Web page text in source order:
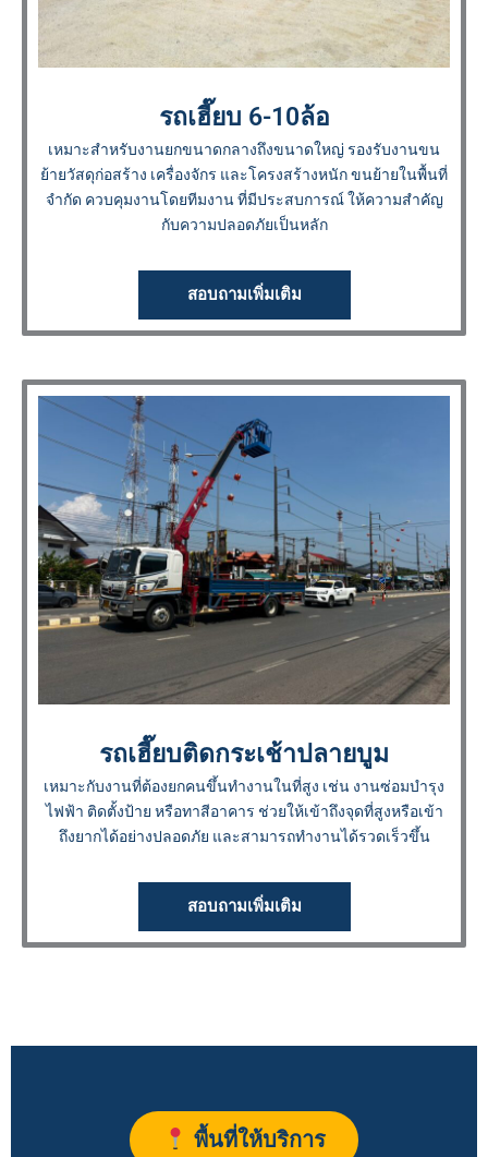
รถเฮี๊ยบ 6-10ล้อ
เหมาะสำหรับงานยกขนาดกลางถึงขนาดใหญ่ รองรับงานขน
ย้ายวัสดุก่อสร้าง เครื่องจักร และโครงสร้างหนัก ขนย้ายในพื้นที่
จำกัด ควบคุมงานโดยทีมงาน ที่มีประสบการณ์ ให้ความสำคัญ
กับความปลอดภัยเป็นหลัก
สอบถามเพิ่มเติม
รถเฮี๊ยบติดกระเช้าปลายบูม
เหมาะกับงานที่ต้องยกคนขึ้นทำงานในที่สูง เช่น งานซ่อมบำรุง
ไฟฟ้า ติดตั้งป้าย หรือทาสีอาคาร ช่วยให้เข้าถึงจุดที่สูงหรือเข้า
ถึงยากได้อย่างปลอดภัย และสามารถทำงานได้รวดเร็วขึ้น
สอบถามเพิ่มเติม
พื้นที่ให้บริการ